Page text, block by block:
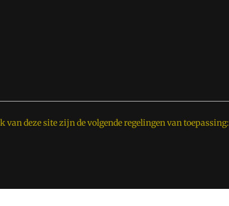
deze site zijn de volgende regelingen van toepassing: